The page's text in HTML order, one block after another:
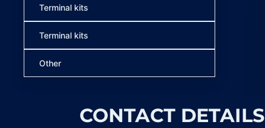
Terminal kits
Terminal kits
Other
CONTACT DETAILS